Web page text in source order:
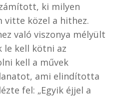
ki milyen
vitte közel a hithez.
való viszonya mélyült
le kell kötni az
kell a művek
ami elindította
fel: „Egyik éjjel a